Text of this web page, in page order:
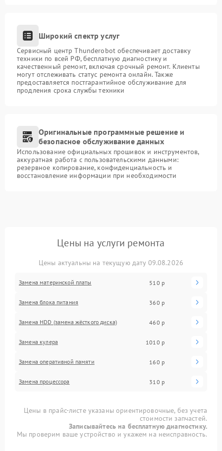
Широкий спектр услуг
Сервисный центр Thunderobot обеспечивает доставку
техники по всей РФ, бесплатную диагностику и
качественный ремонт, включая срочный ремонт. Клиенты
могут отслеживать статус ремонта онлайн. Также
предоставляется постгарантийное обслуживание для
продления срока службы техники
Оригинальные программные решение и
безопасное обслуживание данных
Использование официальных прошивок и инструментов,
аккуратная работа с пользовательскими данными:
резервное копирование, конфиденциальность и
восстановление информации при необходимости
Цены на услуги ремонта
Цены актуальны на текущую дату 09.08.2026
Замена материнской платы 510 р
Замена блока питания 360 р
Замена HDD (замена жёсткого диска) 460 р
Замена кулера 1010 р
Замена оперативной памяти 160 р
Замена процессора 310 р
Цены в прайс-листе указаны ориентировочные, без учета
стоимости запчастей.
Записывайтесь на бесплатную диагностику.
Мы проверим ваше устройство и укажем на неисправность.